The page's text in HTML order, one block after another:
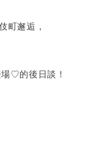
邂逅，
♡的後日談！